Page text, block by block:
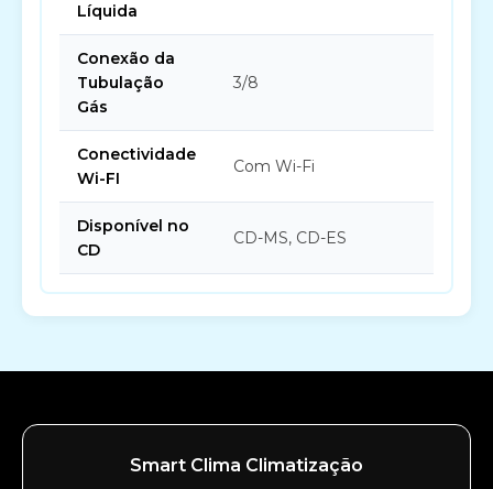
Líquida
Conexão da
Tubulação
Gás
3/8
Conectividade
Wi-FI
Com Wi-Fi
Disponível no
CD
CD-MS, CD-ES
Smart Clima Climatização